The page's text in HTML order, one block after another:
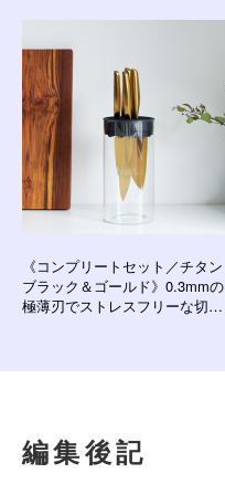
《コンプリートセット／チタン
ブラック＆ゴールド》0.3mmの
極薄刃でストレスフリーな切れ
編集後記